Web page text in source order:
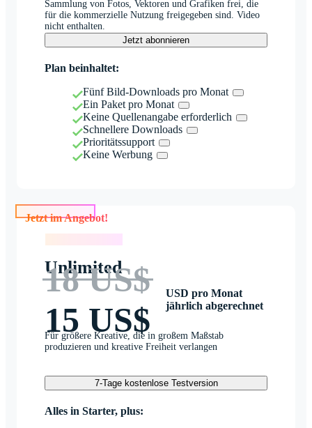
Sammlung von Fotos, Vektoren und Grafiken frei, die
für die kommerzielle Nutzung freigegeben sind. Video
nicht enthalten.
Jetzt abonnieren
Plan beinhaltet:
Fünf Bild-Downloads pro Monat
Ein Paket pro Monat
Keine Quellenangabe erforderlich
Schnellere Downloads
Prioritätssupport
Keine Werbung
Jetzt im Angebot!
Unlimited
18 US$
15 US$
USD pro Monat
jährlich abgerechnet
Für größere Kreative, die in großem Maßstab
produzieren und kreative Freiheit verlangen
7-Tage kostenlose Testversion
Alles in Starter, plus: